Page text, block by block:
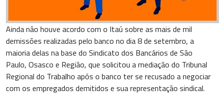
Ainda não houve acordo com o Itaú sobre as mais de mil
demissões realizadas pelo banco no dia 8 de setembro, a
maioria delas na base do Sindicato dos Bancários de São
Paulo, Osasco e Região, que solicitou a mediação do Tribunal
Regional do Trabalho após o banco ter se recusado a negociar
com os empregados demitidos e sua representação sindical.